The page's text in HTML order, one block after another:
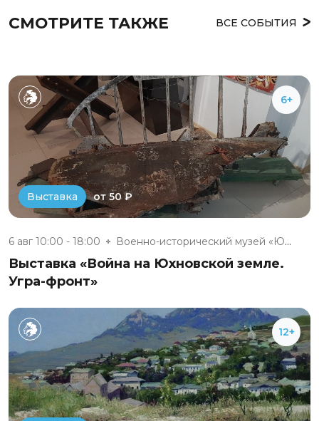
СМОТРИТЕ ТАКЖЕ ВСЕ СОБЫТИЯ
6+
Выставка от 50 ₽
6 авг 10:00 - 18:00 Военно-исторический музей «Юхн...
Выставка «Война на Юхновской земле.
Угра-фронт»
12+